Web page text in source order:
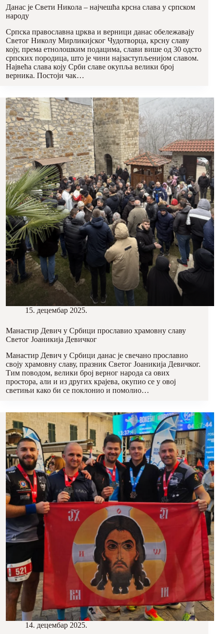
Данас је Свети Никола – најчешћа крсна слава у српском
народу
Српска православна црква и верници данас обележавају
Светог Николу Мирликијског Чудотворца, крсну славу
коју, према етнолошким подацима, слави више од 30 одсто
српских породица, што је чини најзаступљенијом славом.
Највећа слава коју Срби славе окупља велики број
верника. Постоји чак…
15. децембар 2025.
Манастир Девич у Србици прославио храмовну славу
Светог Јоаникија Девичког
Манастир Девич у Србици данас је свечано прославио
своју храмовну славу, празник Светог Јоаникија Девичког.
Тим поводом, велики број верног народа са ових
простора, али и из других крајева, окупио се у овој
светињи како би се поклонио и помолио…
14. децембар 2025.